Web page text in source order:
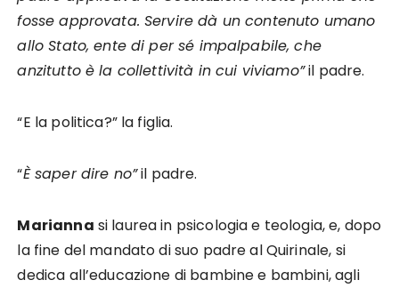
fosse approvata. Servire dà un contenuto umano
allo Stato, ente di per sé impalpabile, che
anzitutto è la collettività in cui viviamo”il padre.
“E la politica?” la figlia.
“È saper dire no”il padre.
Marianna si laurea in psicologia e teologia, e, dopo
la fine del mandato di suo padre al Quirinale, si
dedica all’educazione di bambine e bambini, agli